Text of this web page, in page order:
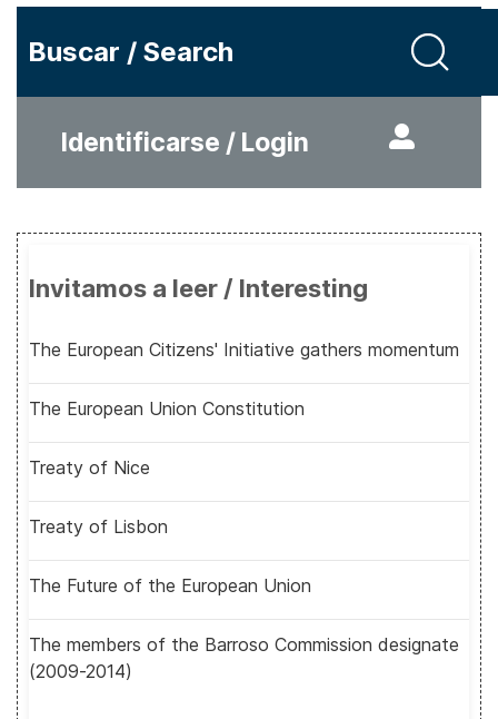
Buscar / Search
Identificarse / Login
Invitamos a leer / Interesting
The European Citizens' Initiative gathers momentum
The European Union Constitution
Treaty of Nice
Treaty of Lisbon
The Future of the European Union
The members of the Barroso Commission designate
(2009-2014)